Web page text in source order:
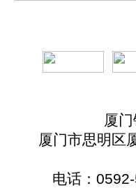
厦
厦门市思明区
电话：